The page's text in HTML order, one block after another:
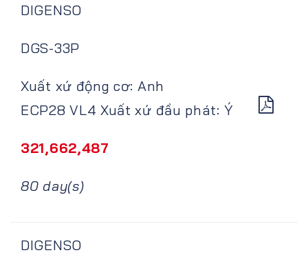
DIGENSO
DGS-33P
Xuất xứ động cơ: Anh
ECP28 VL4 Xuất xứ đầu phát: Ý
321,662,487
80 day(s)
DIGENSO